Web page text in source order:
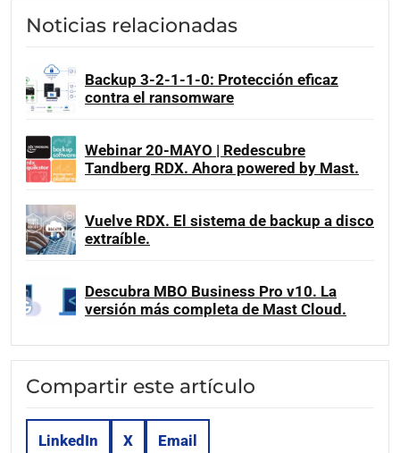
Noticias relacionadas
Backup 3-2-1-1-0: Protección eficaz
contra el ransomware
Webinar 20-MAYO | Redescubre
Tandberg RDX. Ahora powered by Mast.
Vuelve RDX. El sistema de backup a disco
extraíble.
Descubra MBO Business Pro v10. La
versión más completa de Mast Cloud.
Compartir este artículo
LinkedIn X Email